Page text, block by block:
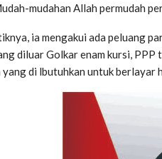
mudahan Allah permudah
ia mengakui ada peluang
diluar Golkar enam kursi,
di lbutuhkan untuk berlayar